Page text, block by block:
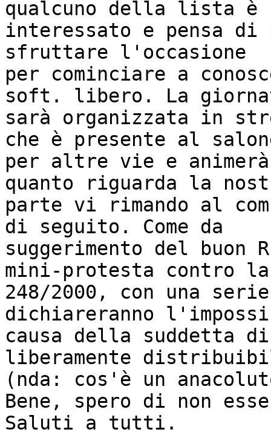
qualcuno della lista è
interessato e pensa
sfruttare l'occasione
per cominciare a
soft. libero. La
sarà organizzata in
che è presente al
per altre vie e
quanto riguarda la
parte vi rimando al
di seguito. Come da
suggerimento del buon
mini-protesta contro
248/2000, con una
dichiareranno
causa della suddetta
liberamente
(nda: cos'è un
Bene, spero di non
Saluti a tutti.